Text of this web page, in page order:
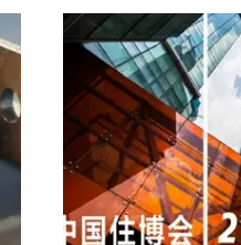
de equipos
Zhouxiang trajo a
soluciones de
de acero
está ubicado en